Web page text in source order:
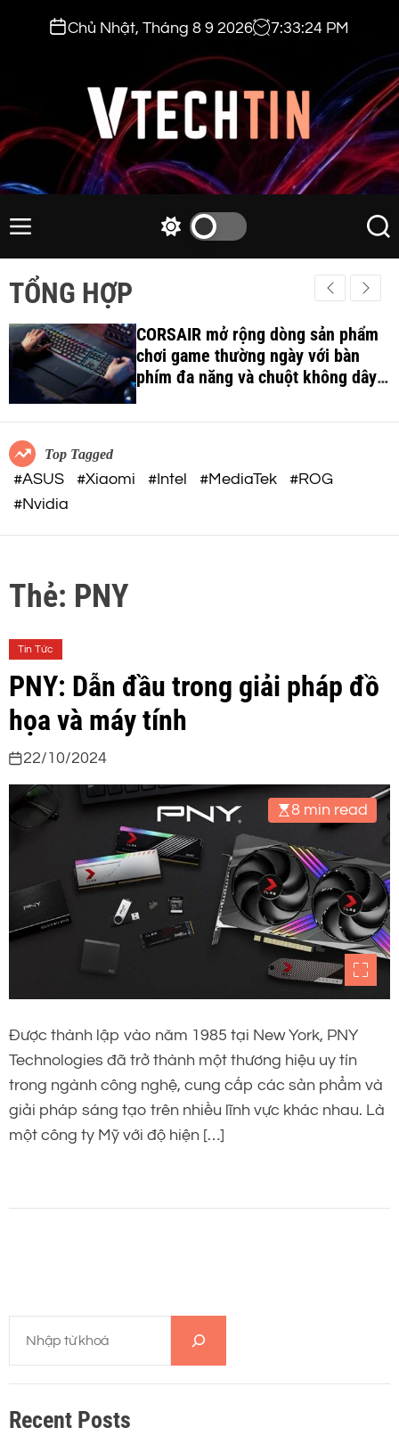
t
o
c
o
e
Chủ Nhật, Tháng 8 9 2026 7:33:25 PM
v
c
h
t
i
n
.
c
m
M
e
w
h
c
o
o
d
S
e
a
r
h
TỔNG HỢP
CORSAIR mở rộng dòng sản phẩm
chơi game thường ngày với bàn
phím đa năng và chuột không dây
công thái học
Top Tagged
#ASUS #Xiaomi #Intel #MediaTek
#ROG
#Nvidia
Thẻ: PNY
Tin Tức
PNY: Dẫn đầu trong giải pháp đồ
họa và máy tính
22/10/2024
8 min read
Được thành lập vào năm 1985 tại New York, PNY
Technologies đã trở thành một thương hiệu uy tín
trong ngành công nghệ, cung cấp các sản phẩm và
giải pháp sáng tạo trên nhiều lĩnh vực khác nhau. Là
một công ty Mỹ với độ hiện […]
m
iRecent Posts